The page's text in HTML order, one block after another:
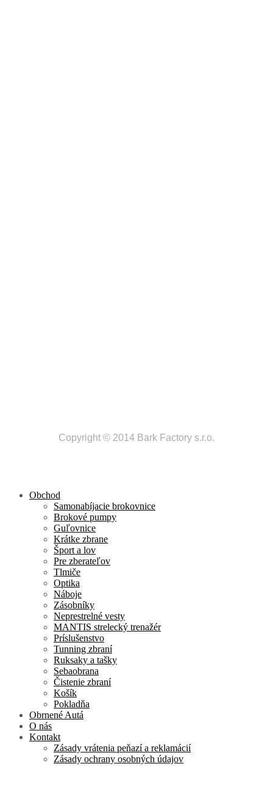
Copyright © 2014 Bark Factory s.r.o.
Obchod
Samonabíjacie brokovnice
Brokové pumpy
Guľovnice
Krátke zbrane
Šport a lov
Pre zberateľov
Tlmiče
Optika
Náboje
Zásobníky
Neprestrelné vesty
MANTIS strelecký trenažér
Príslušenstvo
Tunning zbraní
Ruksaky a tašky
Sebaobrana
Čistenie zbraní
Košík
Pokladňa
Obrnené Autá
O nás
Kontakt
Zásady vrátenia peňazí a reklamácií
Zásady ochrany osobných údajov